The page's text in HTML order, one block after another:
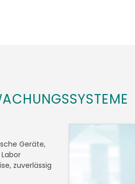
Geräte,
zuverlässig